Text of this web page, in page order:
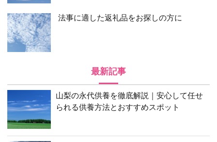
法事に適した返礼品をお探しの方に
最新記事
山梨の永代供養を徹底解説｜安心して任せ
られる供養方法とおすすめスポット